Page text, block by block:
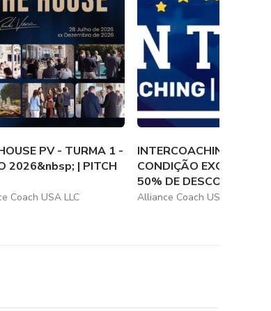
PV - TURMA 1 -
2026&nbsp; | PITCH
Coach USA LLC
INTERCOACHING - 2023 -
CONDIÇÃO EXCLUSIVA
50% DE DESCONTO CI...
Alliance Coach USA LLC